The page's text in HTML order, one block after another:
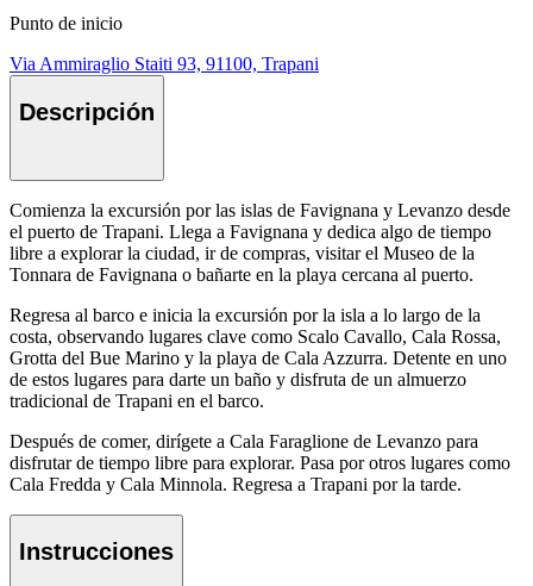
Punto de inicio
Via Ammiraglio Staiti 93, 91100, Trapani
Descripción
Comienza la excursión por las islas de Favignana y Levanzo desde
el puerto de Trapani. Llega a Favignana y dedica algo de tiempo
libre a explorar la ciudad, ir de compras, visitar el Museo de la
Tonnara de Favignana o bañarte en la playa cercana al puerto.
Regresa al barco e inicia la excursión por la isla a lo largo de la
costa, observando lugares clave como Scalo Cavallo, Cala Rossa,
Grotta del Bue Marino y la playa de Cala Azzurra. Detente en uno
de estos lugares para darte un baño y disfruta de un almuerzo
tradicional de Trapani en el barco.
Después de comer, dirígete a Cala Faraglione de Levanzo para
disfrutar de tiempo libre para explorar. Pasa por otros lugares como
Cala Fredda y Cala Minnola. Regresa a Trapani por la tarde.
Instrucciones